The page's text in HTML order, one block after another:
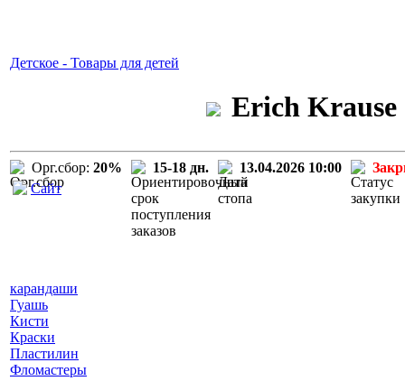
Детское - Товары для детей
Erich Krause
Орг.сбор: 20% 15-18 дн. 13.04.2026 10:00
Сайт
карандаши
Гуашь
Кисти
Краски
Пластилин
Фломастеры